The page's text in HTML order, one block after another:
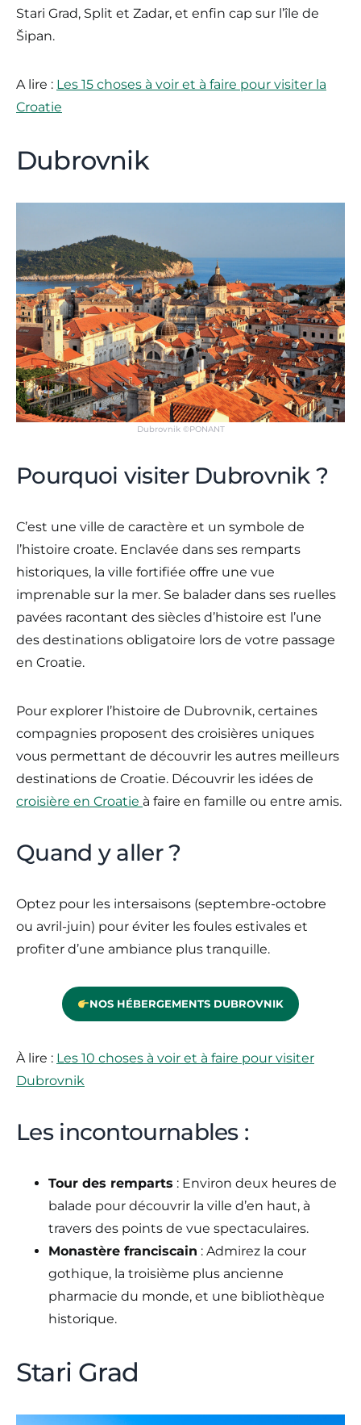
Stari Grad, Split et Zadar, et enfin cap sur l’île de
Šipan.
A lire : Les 15 choses à voir et à faire pour visiter la
Croatie
Dubrovnik
Dubrovnik ©PONANT
Pourquoi visiter Dubrovnik ?
C’est une ville de caractère et un symbole de
l’histoire croate. Enclavée dans ses remparts
historiques, la ville fortifiée offre une vue
imprenable sur la mer. Se balader dans ses ruelles
pavées racontant des siècles d’histoire est l’une
des destinations obligatoire lors de votre passage
en Croatie.
Pour explorer l’histoire de Dubrovnik, certaines
compagnies proposent des croisières uniques
vous permettant de découvrir les autres meilleurs
destinations de Croatie. Découvrir les idées de
croisière en Croatie à faire en famille ou entre amis.
Quand y aller ?
Optez pour les intersaisons (septembre-octobre
ou avril-juin) pour éviter les foules estivales et
profiter d’une ambiance plus tranquille.
NOS HÉBERGEMENTS DUBROVNIK
À lire : Les 10 choses à voir et à faire pour visiter
Dubrovnik
Les incontournables :
Tour des remparts : Environ deux heures de
balade pour découvrir la ville d’en haut, à
travers des points de vue spectaculaires.
Monastère franciscain : Admirez la cour
gothique, la troisième plus ancienne
pharmacie du monde, et une bibliothèque
historique.
Stari Grad